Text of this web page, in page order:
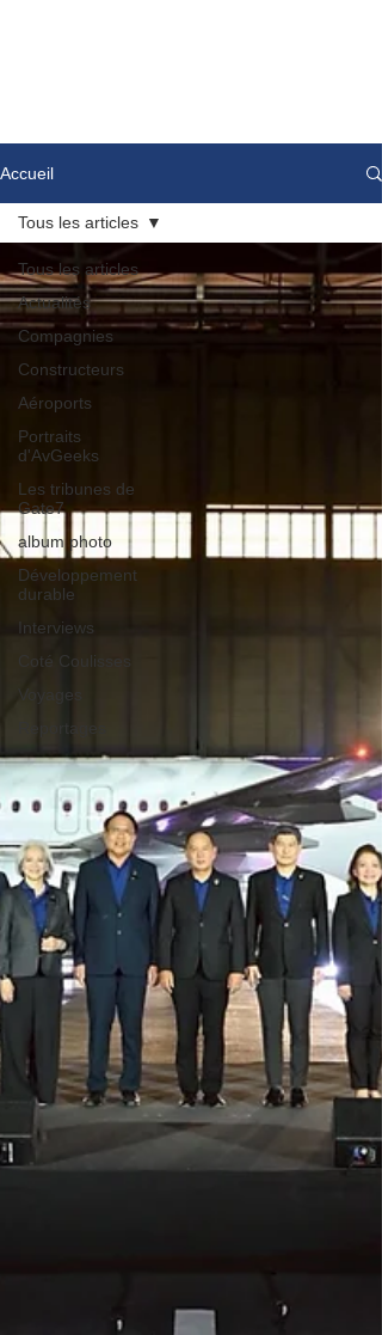
Accueil
Tous les articles
Actualités
Compagnies
Constructeurs
Aéroports
Portraits
d'AvGeeks
Les tribunes de
Gate7
album photo
Développement
durable
Interviews
Coté Coulisses
Voyages
Reportages
Tous les articles